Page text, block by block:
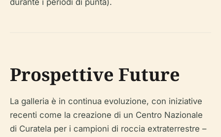
durante i periodi di punta).
Prospettive Future
La galleria è in continua evoluzione, con iniziative
recenti come la creazione di un Centro Nazionale
di Curatela per i campioni di roccia extraterrestre –